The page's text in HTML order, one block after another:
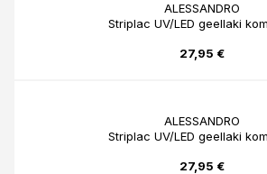
ALESSANDRO
Striplac UV/LED geellaki
27,95 €
ALESSANDRO
Striplac UV/LED geellaki
27,95 €